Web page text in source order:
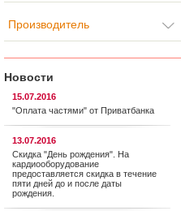
Производитель
Новости
15.07.2016
"Оплата частями" от Приватбанка
13.07.2016
Скидка "День рождения". На
кардиооборудование
предоставляется cкидка в течение
пяти дней до и после даты
рождения.